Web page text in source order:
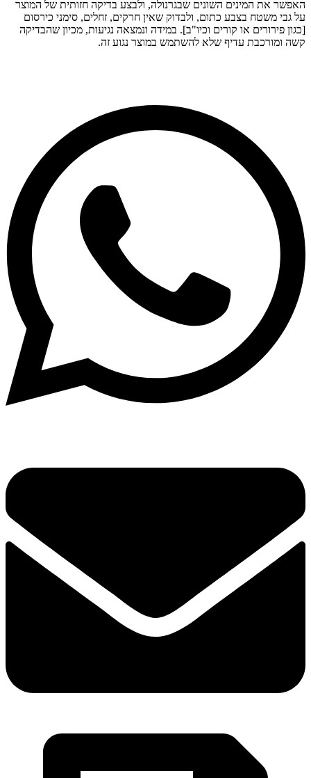
האפשר את המינים השונים שבגרנולה, ולבצע בדיקה חזותית של המוצר
על גבי משטח בצבע כתום, ולבדוק שאין חרקים, זחלים, סימני כירסום
[כגון פירורים או קורים וכיו"ב]. במידה ונמצאה נגיעות, מכיון שהבדיקה
קשה ומורכבת עדיף שלא להשתמש במוצר נגוע זה.